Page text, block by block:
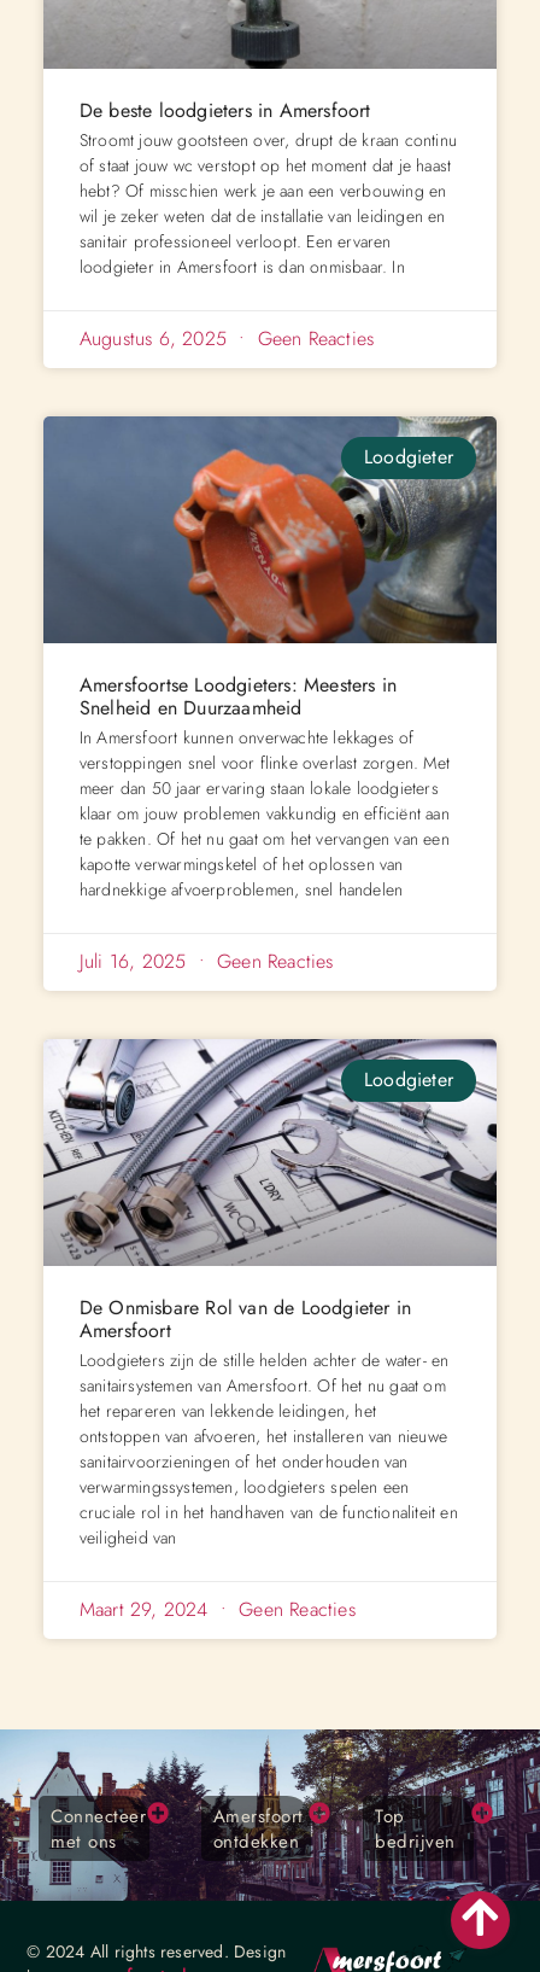
De beste loodgieters in Amersfoort
Stroomt jouw gootsteen over, drupt de kraan continu
of staat jouw wc verstopt op het moment dat je haast
hebt? Of misschien werk je aan een verbouwing en
wil je zeker weten dat de installatie van leidingen en
sanitair professioneel verloopt. Een ervaren
loodgieter in Amersfoort is dan onmisbaar. In
Augustus 6, 2025 Geen Reacties
Loodgieter
Amersfoortse Loodgieters: Meesters in
Snelheid en Duurzaamheid
In Amersfoort kunnen onverwachte lekkages of
verstoppingen snel voor flinke overlast zorgen. Met
meer dan 50 jaar ervaring staan lokale loodgieters
klaar om jouw problemen vakkundig en efficiënt aan
te pakken. Of het nu gaat om het vervangen van een
kapotte verwarmingsketel of het oplossen van
hardnekkige afvoerproblemen, snel handelen
Juli 16, 2025 Geen Reacties
Loodgieter
De Onmisbare Rol van de Loodgieter in
Amersfoort
Loodgieters zijn de stille helden achter de water- en
sanitairsystemen van Amersfoort. Of het nu gaat om
het repareren van lekkende leidingen, het
ontstoppen van afvoeren, het installeren van nieuwe
sanitairvoorzieningen of het onderhouden van
verwarmingssystemen, loodgieters spelen een
cruciale rol in het handhaven van de functionaliteit en
veiligheid van
Maart 29, 2024 Geen Reacties
Connecteer
met ons
Amersfoort
ontdekken
Top
bedrijven
© 2024 All rights reserved. Design